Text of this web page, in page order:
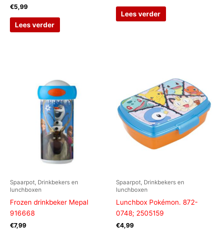
€5,99
Lees verder
Lees verder
Spaarpot, Drinkbekers en
lunchboxen
Frozen drinkbeker Mepal
916668
€7,99
Spaarpot, Drinkbekers en
lunchboxen
Lunchbox Pokémon. 872-
0748; 2505159
€4,99